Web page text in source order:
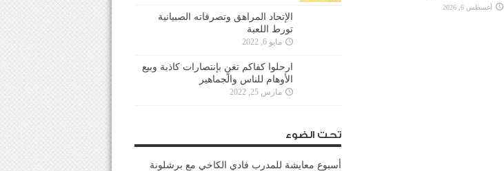
أغسطس 6, 2026
الإتحاد المراهق وتصرفاته الصبيانية
تورط اللعبة
مايو 6, 2022
ارحلوا كفاكم تغنٍ بإنتصارات كاذبة وبيع
الأوهام للناس والجماهير
مارس 25, 2022
تحت الضوء
أسبوع معايشة للمدرب فادي الكاخي مع برشلونة